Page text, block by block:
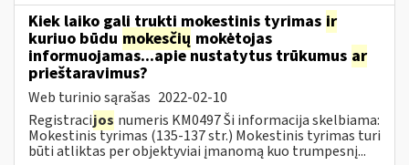
Kiek laiko gali trukti mokestinis tyrimas ir
kuriuo būdu mokesčių mokėtojas
informuojamas...apie nustatytus trūkumus ar
prieštaravimus?
Web turinio sąrašas 2022-02-10
Registracijos numeris KM0497 Ši informacija skelbiama:
Mokestinis tyrimas (135-137 str.) Mokestinis tyrimas turi
būti atliktas per objektyviai įmanomą kuo trumpesnį...